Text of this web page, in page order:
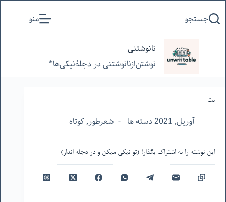
به
جستجو منو
نانوشتنی
نوشتن‌از‌نانوشتنی‌ در‌ دجلۀنیکی‌ها*
بت
آوریل, 2021 دسته ها شعرطور,کوتاه
این نوشته را به اشتراک بگذار! (تو نیکی میکن و در دجله انداز)